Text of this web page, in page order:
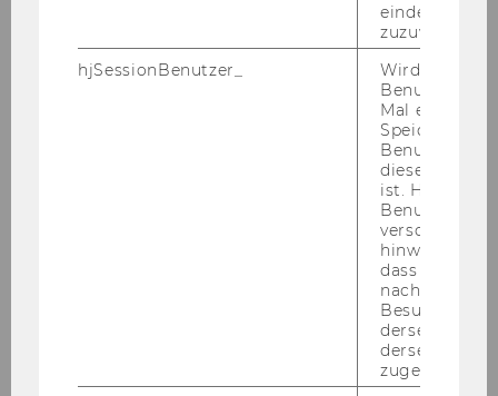
eindeutige ID
zuzuweisen
hjSessionBenutzer_
Wird gesetzt,
Benutzer
Mal eine
Speichert die
Benutzer-ID,
diese Seite
ist. Hotjar
Benutzer
verschiedene
hinweg.Stellt
dass Daten
Besuchen auf
derselben
derselben
zugeordnet